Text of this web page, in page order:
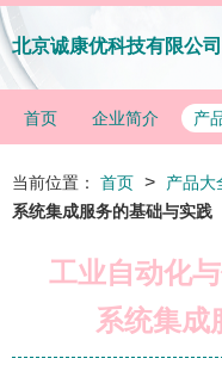
北京诚康优科技有限公司
首页 企业简介 产
当前位置： 首页 > 产品大
系统集成服务的基础与实践
工业自动化
系统集成